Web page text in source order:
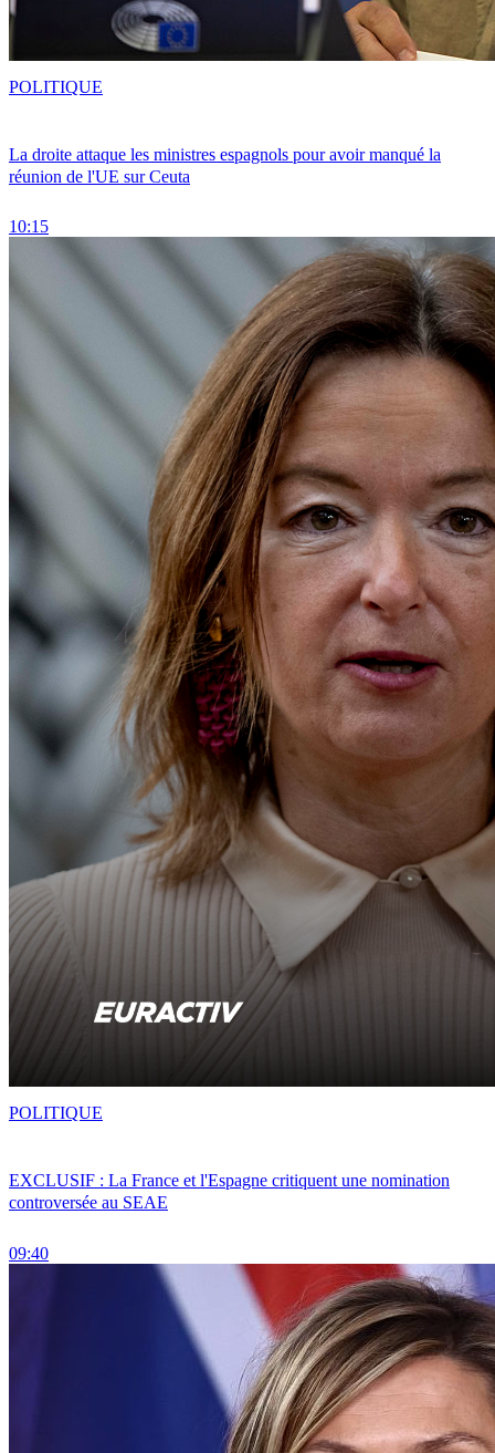
La droite attaque les ministres espagnols pour avoir manqué la
réunion de l'UE sur Ceuta
10:15
POLITIQUE
EXCLUSIF : La France et l'Espagne critiquent une nomination
controversée au SEAE
09:40
POLITIQUE